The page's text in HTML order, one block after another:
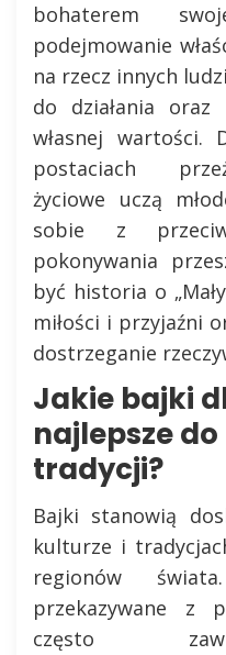
bohaterem
podejmowanie
na rzecz innych
do działania oraz
własnej wartości.
postaciach
życiowe uczą
sobie z
pokonywania
być historia o
miłości i przyjaźni
dostrzeganie
Jakie bajki
najlepsze
tradycji?
Bajki stanowią
kulturze i
regionów
przekazywane z
często